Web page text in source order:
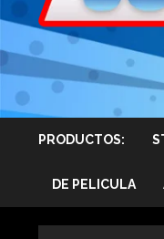
PRODUCTOS:
DE PELICULA